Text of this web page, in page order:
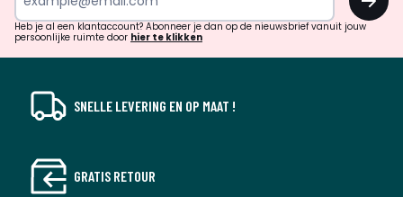
verrassingen?
Heb je al een klantaccount? Abonneer je dan op de nieuwsbrief vanuit jouw
persoonlijke ruimte door hier te klikken
SNELLE LEVERING EN OP MAAT !
GRATIS RETOUR